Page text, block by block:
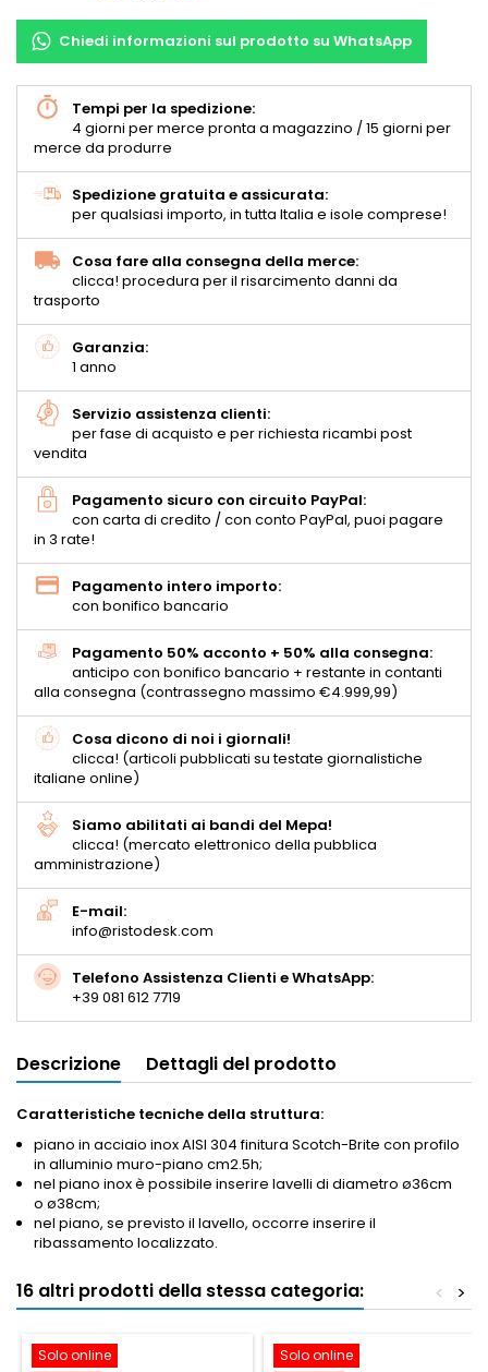
Chiedi informazioni sul prodotto su WhatsApp
Tempi per la spedizione:
4 giorni per merce pronta a magazzino / 15 giorni per
merce da produrre
Spedizione gratuita e assicurata:
per qualsiasi importo, in tutta Italia e isole comprese!
Cosa fare alla consegna della merce:
clicca! procedura per il risarcimento danni da
trasporto
Garanzia:
1 anno
Servizio assistenza clienti:
per fase di acquisto e per richiesta ricambi post
vendita
Pagamento sicuro con circuito PayPal:
con carta di credito / con conto PayPal, puoi pagare
in 3 rate!
Pagamento intero importo:
con bonifico bancario
Pagamento 50% acconto + 50% alla consegna:
anticipo con bonifico bancario + restante in contanti
alla consegna (contrassegno massimo €4.999,99)
Cosa dicono di noi i giornali!
clicca! (articoli pubblicati su testate giornalistiche
italiane online)
Siamo abilitati ai bandi del Mepa!
clicca! (mercato elettronico della pubblica
amministrazione)
E-mail:
info@ristodesk.com
Telefono Assistenza Clienti e WhatsApp:
+39 081 612 7719
Descrizione Dettagli del prodotto
Caratteristiche tecniche della struttura:
piano in acciaio inox AISI 304 finitura Scotch-Brite con profilo
in alluminio muro-piano cm2.5h;
nel piano inox è possibile inserire lavelli di diametro ø36cm
o ø38cm;
nel piano, se previsto il lavello, occorre inserire il
ribassamento localizzato.
16 altri prodotti della stessa categoria: >
<
Solo online
Solo online